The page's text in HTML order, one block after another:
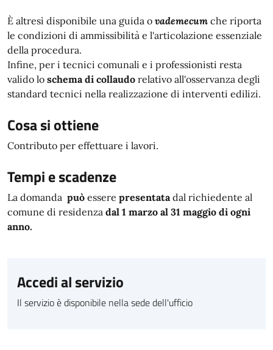
È altresì disponibile una guida o vademecum che riporta
le condizioni di ammissibilità e l'articolazione essenziale
della procedura.
Infine, per i tecnici comunali e i professionisti resta
valido lo schema di collaudo relativo all'osservanza degli
standard tecnici nella realizzazione di interventi edilizi.
Cosa si ottiene
Contributo per effettuare i lavori.
Tempi e scadenze
La domanda può essere presentatadal richiedente al
comune di residenza dal 1 marzo al 31 maggio di ogni
anno.
Accedi al servizio
Il servizio è disponibile nella sede dell'ufficio